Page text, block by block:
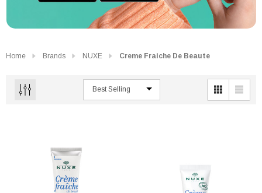
Home Brands NUXE Creme Fraiche De Beaute